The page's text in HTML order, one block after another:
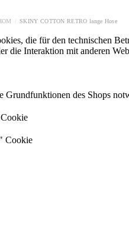
SKINY COTTON RETRO lange Hose
die für den technischen
die Interaktion mit anderen
Grundfunktionen des Shops
Cookie